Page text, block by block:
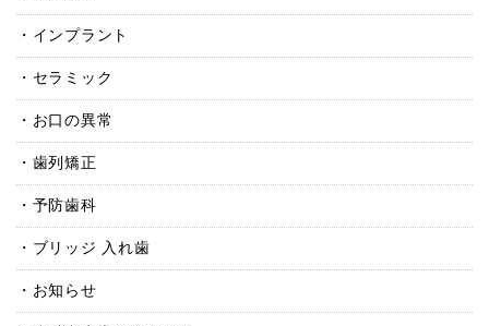
インプラント
セラミック
お口の異常
歯列矯正
予防歯科
ブリッジ 入れ歯
お知らせ